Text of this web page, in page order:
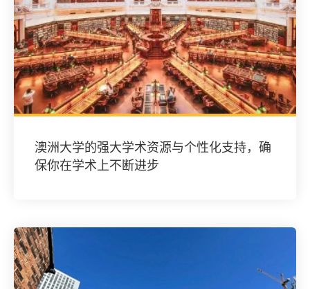
澳洲大学的强大学术资源与个性化支持，确
保你在学术上不断进步